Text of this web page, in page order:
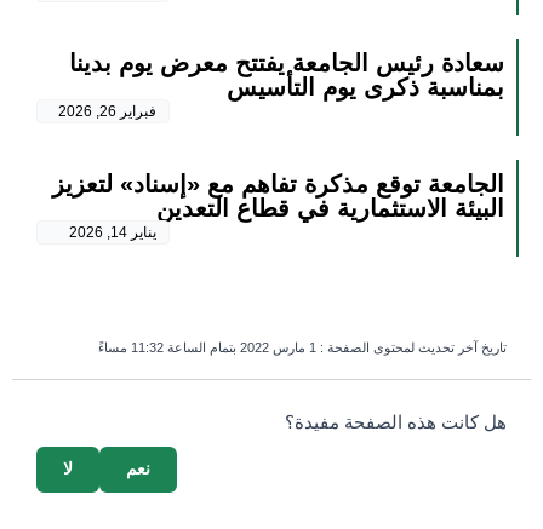
سعادة رئيس الجامعة يفتتح معرض يوم بدينا
بمناسبة ذكرى يوم التأسيس
فبراير 26, 2026
الجامعة توقع مذكرة تفاهم مع «إسناد» لتعزيز
البيئة الاستثمارية في قطاع التعدين
يناير 14, 2026
تاريخ آخر تحديث لمحتوى الصفحة : 1 مارس 2022 بتمام الساعة 11:32 مساءً
survey_v2
هل كانت هذه الصفحة مفيدة؟
لا نعم